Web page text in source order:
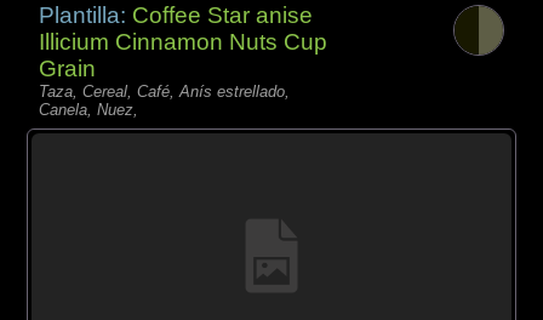
Plantilla: Coffee Star anise
Illicium Cinnamon Nuts Cup
Grain
Taza, Cereal, Café, Anís estrellado,
Canela, Nuez,